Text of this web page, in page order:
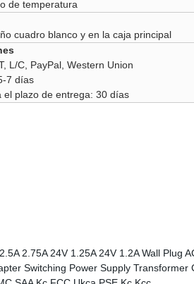
de temperatura
cuadro blanco y en la caja principal
L/C, PayPal, Western Union
7 días
el plazo de entrega: 30 días